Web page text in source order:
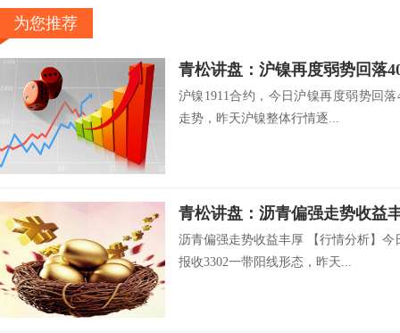
为您推荐
青松讲盘：沪镍再度弱势回落
沪镍1911合约，今日沪镍再度弱势回
走势，昨天沪镍整体行情逐...
青松讲盘：沥青偏强走势收益
沥青偏强走势收益丰厚 【行情分析】今
报收3302一带阳线形态，昨天...